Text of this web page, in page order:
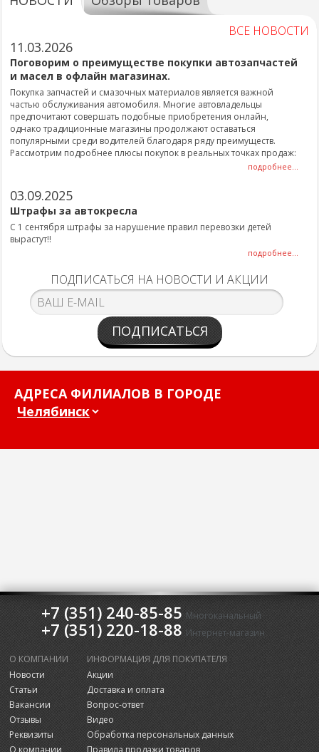
ВСЕ НОВОСТИ
11.03.2026
Поговорим о преимуществе покупки автозапчастей
и масел в офлайн магазинах.
Покупка запчастей и смазочных материалов является важной
частью обслуживания автомобиля. Многие автовладельцы
предпочитают совершать подобные приобретения онлайн,
однако традиционные магазины продолжают оставаться
популярными среди водителей благодаря ряду преимуществ.
Рассмотрим подробнее плюсы покупок в реальных точках продаж:
подробнее...
03.09.2025
Штрафы за автокресла
С 1 сентября штрафы за нарушение правил перевозки детей
вырастут!!
подробнее...
ПОДПИСАТЬСЯ НА НОВОСТИ И АКЦИИ
ПОДПИСАТЬСЯ
АДРЕСА ФИЛИАЛОВ В ГОРОДЕ
+7 (351) 240-85-85 Многоканальный
+7 (351) 220-18-88 Интернет-магазин
О КОМПАНИИ
Новости
Статьи
Вакансии
Отзывы
Реквизиты
ИНФОРМАЦИЯ ДЛЯ ПОКУПАТЕЛЯ
Акции
Доставка и оплата
Вопрос-ответ
Видео
Обработка персональных данных